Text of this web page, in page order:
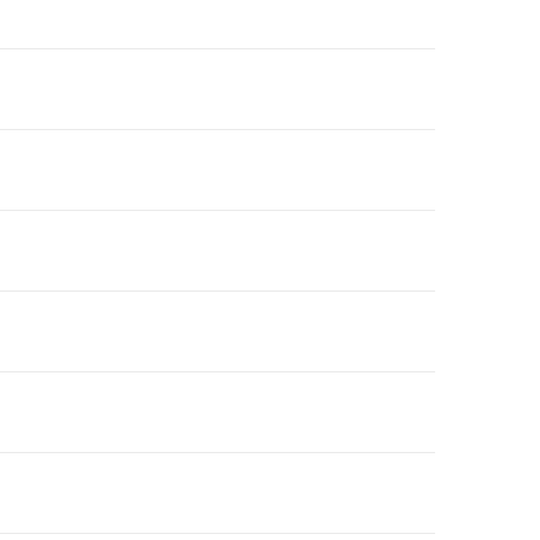
plus,
prevenind astfel
care, gratie stratului de
extrem de durabil.